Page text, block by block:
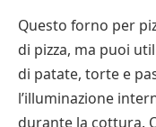
Questo forno per
di pizza, ma puoi
di patate, torte e
l’illuminazione
durante la cottura.